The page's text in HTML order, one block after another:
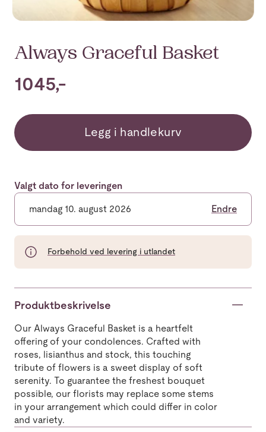
Always Graceful Basket
1045,-
Legg i handlekurv
Valgt dato for leveringen
mandag 10. august 2026 Endre
Forbehold ved levering i utlandet
Produktbeskrivelse
Our Always Graceful Basket is a heartfelt
offering of your condolences. Crafted with
roses, lisianthus and stock, this touching
tribute of flowers is a sweet display of soft
serenity. To guarantee the freshest bouquet
possible, our florists may replace some stems
in your arrangement which could differ in color
and variety.